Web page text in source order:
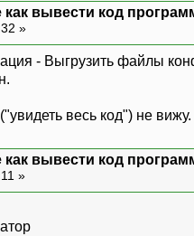
как вывести код
»
- Выгрузить файлы
весь код") не вижу.
как вывести код
»